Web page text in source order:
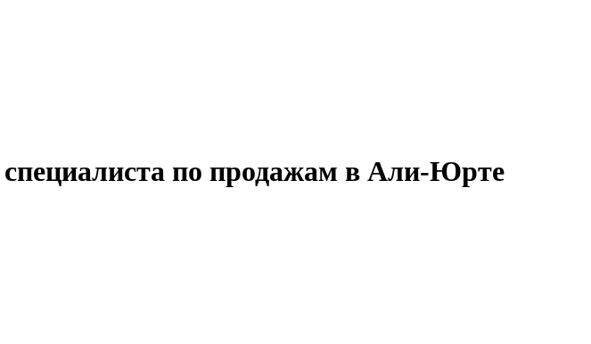
по продажам в Али-Юрте